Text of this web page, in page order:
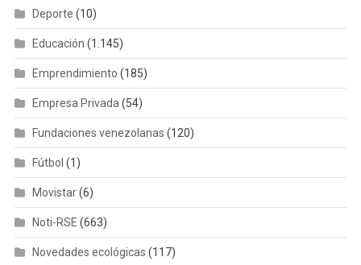
Deporte (10)
Educación (1.145)
Emprendimiento (185)
Empresa Privada (54)
Fundaciones venezolanas (120)
Fútbol (1)
Movistar(6)
Noti-RSE (663)
Novedades ecológicas (117)